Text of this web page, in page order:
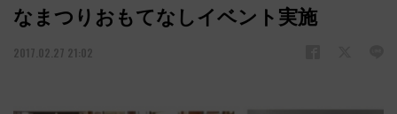
なまつりおもてなしイベント実施
2017.02.27 21:02